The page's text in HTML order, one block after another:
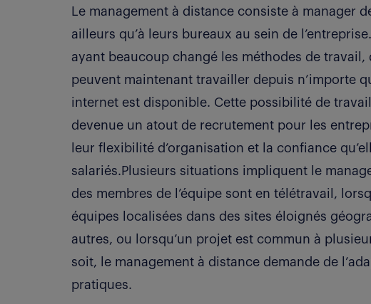
Le management à distance consiste à manager
ailleurs qu’à leurs bureaux au sein de
ayant beaucoup changé les méthodes de travail,
peuvent maintenant travailler depuis n’importe
internet est disponible. Cette possibilité de
devenue un atout de recrutement pour les
leur flexibilité d’organisation et la confiance
salariés.Plusieurs situations impliquent le
des membres de l’équipe sont en télétravail,
équipes localisées dans des sites éloignés
autres, ou lorsqu’un projet est commun à
soit, le management à distance demande de
pratiques.